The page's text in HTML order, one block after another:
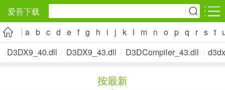
爱吾下载
安卓应用 安卓游戏
旅游出行
社交通讯
2千+款应用
影音播放
a b c d e f g h i j k l m n o p q r s t
D3DX9_40.dll / D3DX9_43.dll / D3DCompiler_43.dll /
按最新